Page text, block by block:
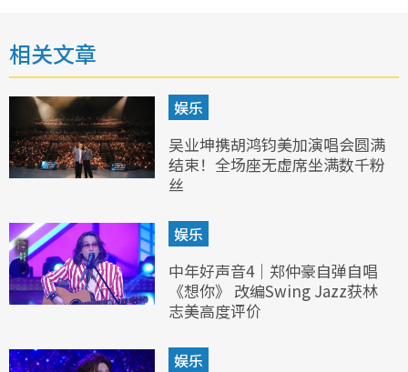
相关文章
娱乐
吴业坤携胡鸿钧美加演唱会圆满
结束！全场座无虚席坐满数千粉
丝
娱乐
中年好声音4｜郑仲豪自弹自唱
《想你》 改编Swing Jazz获林
志美高度评价
娱乐